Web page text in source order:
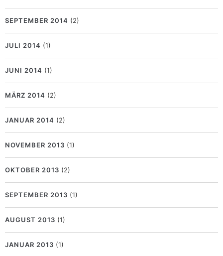
SEPTEMBER 2014 (2)
JULI 2014 (1)
JUNI 2014 (1)
MÄRZ 2014 (2)
JANUAR 2014 (2)
NOVEMBER 2013 (1)
OKTOBER 2013 (2)
SEPTEMBER 2013 (1)
AUGUST 2013 (1)
JANUAR 2013 (1)